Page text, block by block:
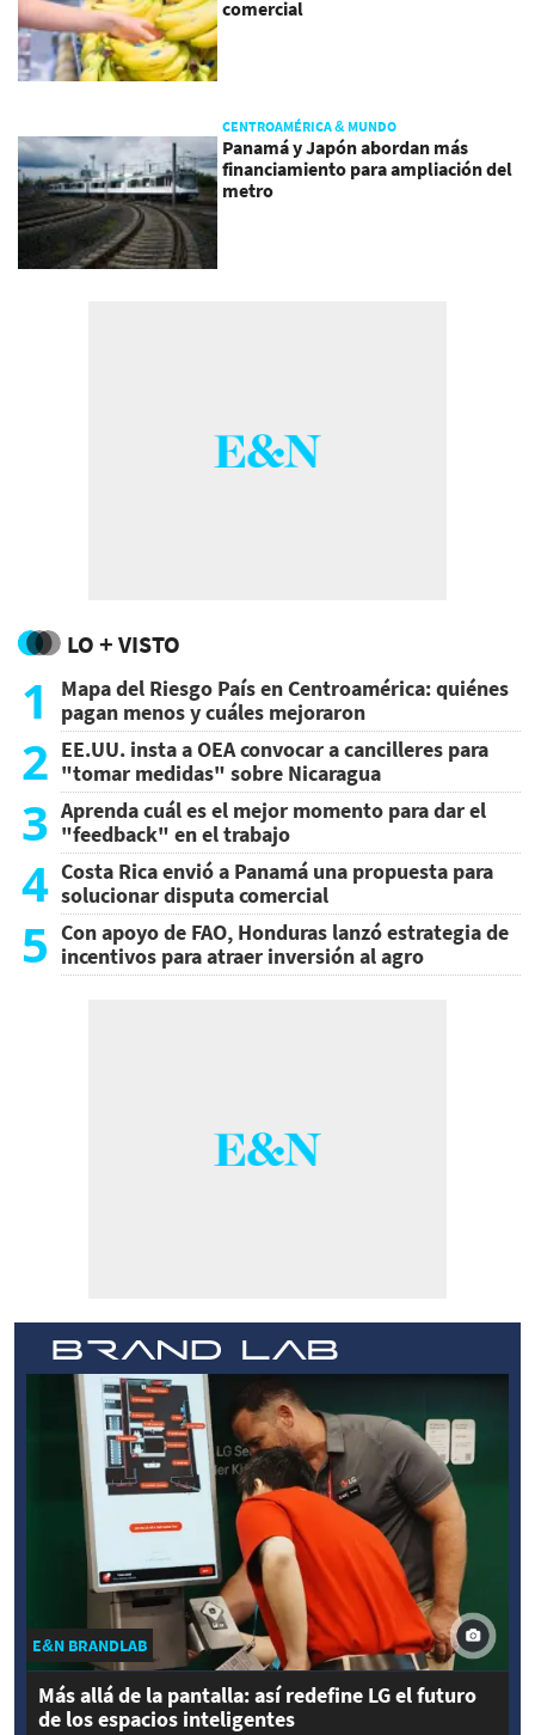
comercial
CENTROAMÉRICA & MUNDO
Panamá y Japón abordan más
financiamiento para ampliación del
metro
LO + VISTO
1
Mapa del Riesgo País en Centroamérica: quiénes
pagan menos y cuáles mejoraron
2 EE.UU. insta a OEA convocar a cancilleres para
"tomar medidas" sobre Nicaragua
3 Aprenda cuál es el mejor momento para dar el
"feedback" en el trabajo
4 Costa Rica envió a Panamá una propuesta para
solucionar disputa comercial
5 Con apoyo de FAO, Honduras lanzó estrategia de
incentivos para atraer inversión al agro
E&N BRANDLAB
Más allá de la pantalla: así redefine LG el futuro
de los espacios inteligentes